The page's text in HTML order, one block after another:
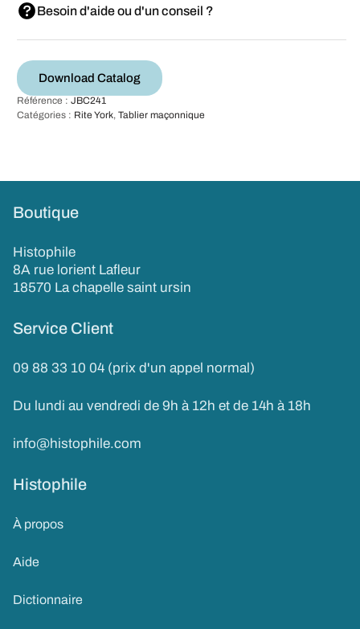
Besoin d'aide ou d'un conseil ?
Download Catalog
Référence : JBC241
Catégories : Rite York, Tablier maçonnique
Boutique
Histophile
8A rue lorient Lafleur
18570 La chapelle saint ursin
Service Client
09 88 33 10 04 (prix d'un appel normal)
Du lundi au vendredi de 9h à 12h et de 14h à 18h
info@histophile.com
Histophile
À propos
Aide
Dictionnaire